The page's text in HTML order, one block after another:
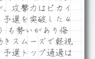
攻撃力はピカイ
選を突破した４
も勢いがあり侮
きスムーズで軽視
選トップ通過は